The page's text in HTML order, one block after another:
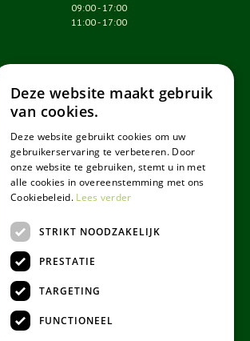
09:00 - 17:00
11:00 - 17:00
Deze website maakt gebruik
van cookies.
Deze website gebruikt cookies om uw
gebruikerservaring te verbeteren. Door
onze website te gebruiken, stemt u in met
alle cookies in overeenstemming met ons
Cookiebeleid. Lees verder
STRIKT NOODZAKELIJK
PRESTATIE
TARGETING
FUNCTIONEEL